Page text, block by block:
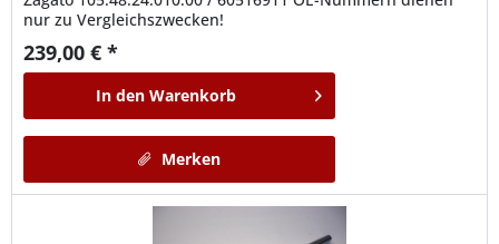
nur zu Vergleichszwecken!
239,00 € *
In den Warenkorb
Merken